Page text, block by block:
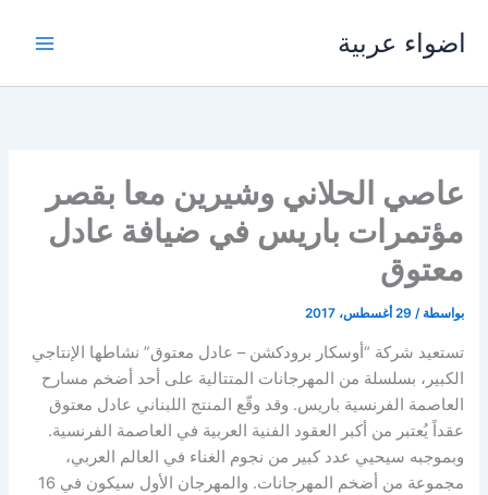
اضواء عربية
عاصي الحلاني وشيرين معا بقصر
مؤتمرات باريس في ضيافة عادل
معتوق
بواسطة / 29 أغسطس، 2017
تستعيد شركة “أوسكار برودكشن – عادل معتوق” نشاطها الإنتاجي
الكبير، بسلسلة من المهرجانات المتتالية على أحد أضخم مسارح
العاصمة الفرنسية باريس. وقد وقّع المنتج اللبناني عادل معتوق
عقداً يُعتبر من أكبر العقود الفنية العربية في العاصمة الفرنسية.
وبموجبه سيحيي عدد كبير من نجوم الغناء في العالم العربي،
مجموعة من أضخم المهرجانات. والمهرجان الأول سيكون في 16